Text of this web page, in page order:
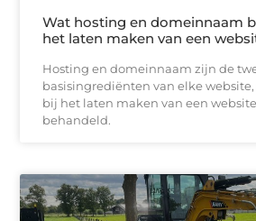
Wat hosting en domeinnaam
het laten maken van een
Hosting en domeinnaam zijn de
basisingrediënten van elke
bij het laten maken van een
behandeld.